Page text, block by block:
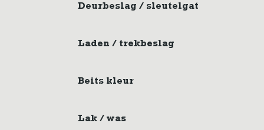
Deurbeslag / sleutelgat
Laden / trekbeslag
Beits kleur
Lak / was